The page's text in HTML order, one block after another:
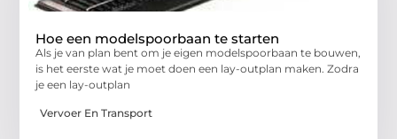
Hoe een modelspoorbaan te starten
Als je van plan bent om je eigen modelspoorbaan te bouwen,
is het eerste wat je moet doen een lay-outplan maken. Zodra
je een lay-outplan
Vervoer En Transport